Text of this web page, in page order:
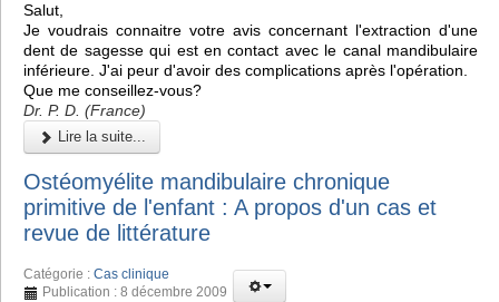
Salut,
Je voudrais connaitre votre avis concernant l'extraction d'une
dent de sagesse qui est en contact avec le canal mandibulaire
inférieure. J'ai peur d'avoir des complications après l'opération.
Que me conseillez-vous?
Dr. P. D. (France)
Lire la suite...
Ostéomyélite mandibulaire chronique
primitive de l'enfant : A propos d'un cas et
revue de littérature
Catégorie : Cas clinique
Publication : 8 décembre 2009